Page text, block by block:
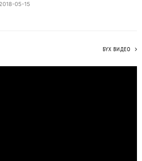
2018-05-15
БҮХ ВИДЕО